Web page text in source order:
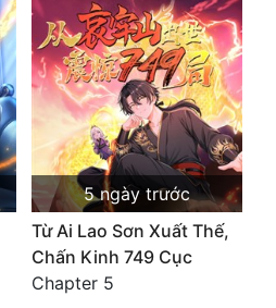
5 ngày trước
Từ Ai Lao Sơn Xuất Thế,
Chấn Kinh 749 Cục
Chapter 5